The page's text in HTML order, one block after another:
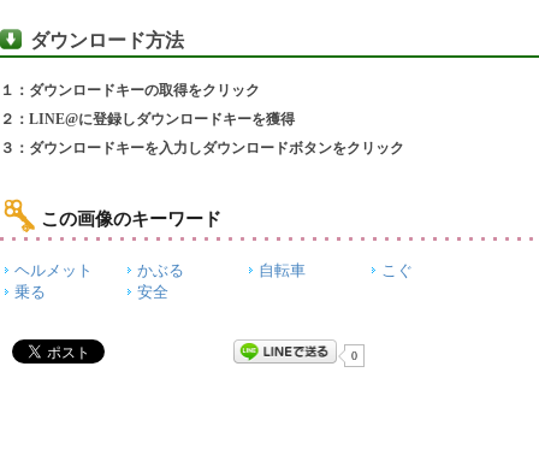
ダウンロード方法
１：ダウンロードキーの取得をクリック
２：LINE@に登録しダウンロードキーを獲得
３：ダウンロードキーを入力しダウンロードボタンをクリック
この画像のキーワード
ヘルメット かぶる 自転車
こぐ
乗る
安全
0